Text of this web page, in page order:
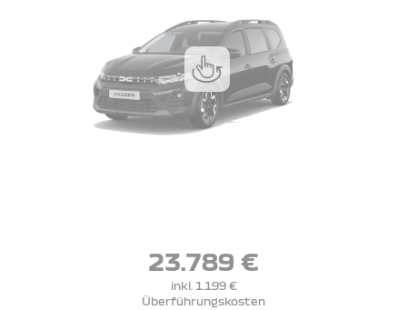
23.789 €
inkl. 1.199 €
Überführungskosten